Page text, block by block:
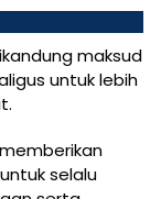
maksud
untuk lebih
selalu